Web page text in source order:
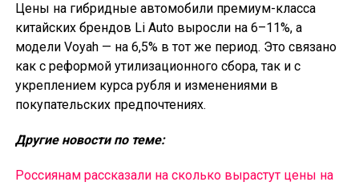
Цены на гибридные автомобили премиум-класса
китайских брендов Li Auto выросли на 6–11%, а
модели Voyah — на 6,5% в тот же период. Это связано
как с реформой утилизационного сбора, так и с
укреплением курса рубля и изменениями в
покупательских предпочтениях.
Другие новости по теме:
Россиянам рассказали на сколько вырастут цены на